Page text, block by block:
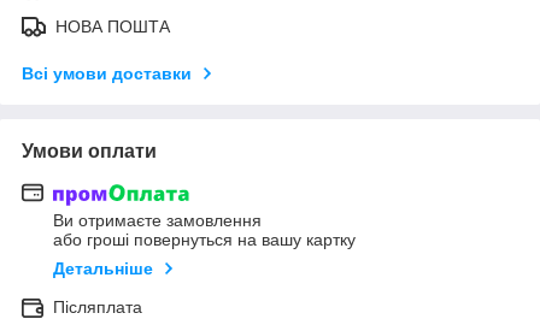
НОВА ПОШТА
Всі умови доставки
Умови оплати
Ви отримаєте замовлення
або гроші повернуться на вашу картку
Детальніше
Післяплата